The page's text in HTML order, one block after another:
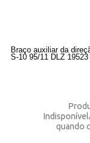
Braço auxiliar da
S-10 95/11 DLZ 19523
Indisponível
quando